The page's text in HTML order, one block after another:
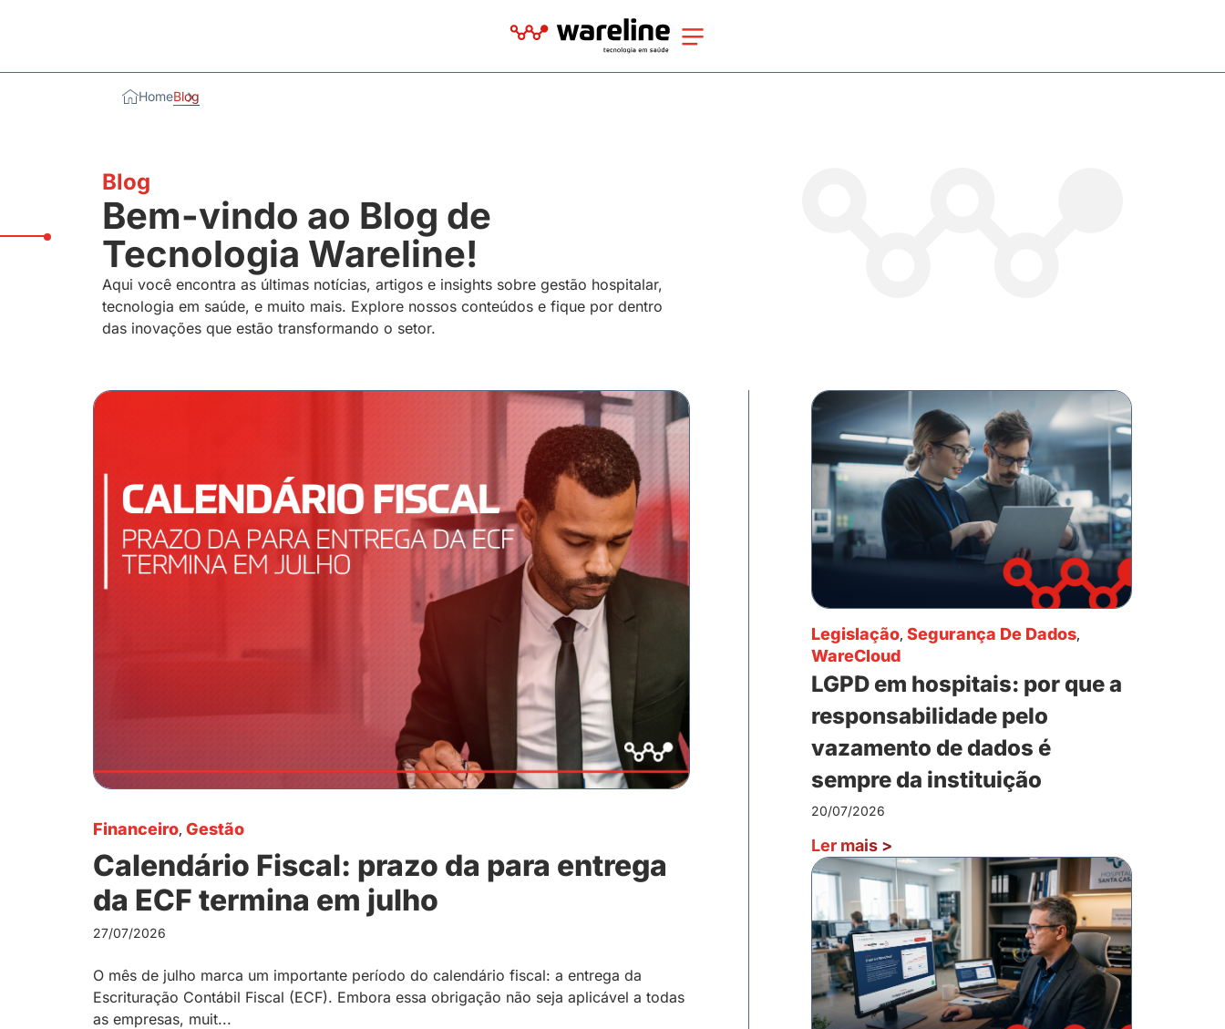
HomeBlog
Blog
Bem-vindo ao Blog de
Tecnologia Wareline!
Aqui você encontra as últimas notícias, artigos e insights sobre gestão hospitalar,
tecnologia em saúde, e muito mais. Explore nossos conteúdos e fique por dentro
das inovações que estão transformando o setor.
Financeiro, Gestão
Calendário Fiscal: prazo da para entrega
da ECF termina em julho
27/07/2026
O mês de julho marca um importante período do calendário fiscal: a entrega da
Escrituração Contábil Fiscal (ECF). Embora essa obrigação não seja aplicável a todas
as empresas, muit...
Legislação, Segurança De Dados,
WareCloud
LGPD em hospitais: por que a
responsabilidade pelo
vazamento de dados é
sempre da instituição
20/07/2026
Ler mais >